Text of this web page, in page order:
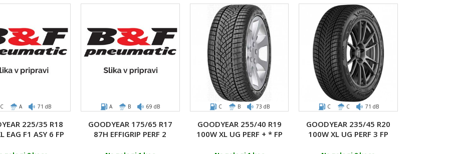
C A 71 dB
225/35 R18
EAG F1 ASY 6 FP
A B 69 dB
GOODYEAR 175/65 R17
87H EFFIGRIP PERF 2
C B 73 dB
GOODYEAR 255/40 R19
100W XL UG PERF + * FP
C C 71 dB
GOODYEAR 235/45 R20
100W XL UG PERF 3 FP